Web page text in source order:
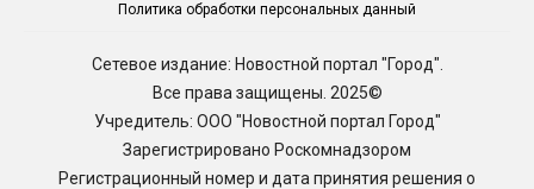
Политика обработки персональных данный
Сетевое издание: Новостной портал "Город".
Все права защищены. 2025©
Учредитель: ООО "Новостной портал Город"
Зарегистрировано Роскомнадзором
Регистрационный номер и дата принятия решения о